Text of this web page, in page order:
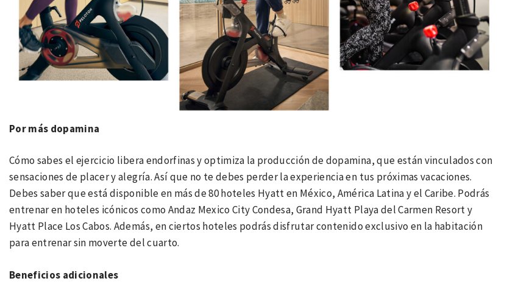
Por más dopamina
Cómo sabes el ejercicio libera endorfinas y optimiza la producción de dopamina, que están vinculados con
sensaciones de placer y alegría. Así que no te debes perder la experiencia en tus próximas vacaciones.
Debes saber que está disponible en más de 80 hoteles Hyatt en México, América Latina y el Caribe. Podrás
entrenar en hoteles icónicos como Andaz Mexico City Condesa, Grand Hyatt Playa del Carmen Resort y
Hyatt Place Los Cabos. Además, en ciertos hoteles podrás disfrutar contenido exclusivo en la habitación
para entrenar sin moverte del cuarto.
Beneficios adicionales